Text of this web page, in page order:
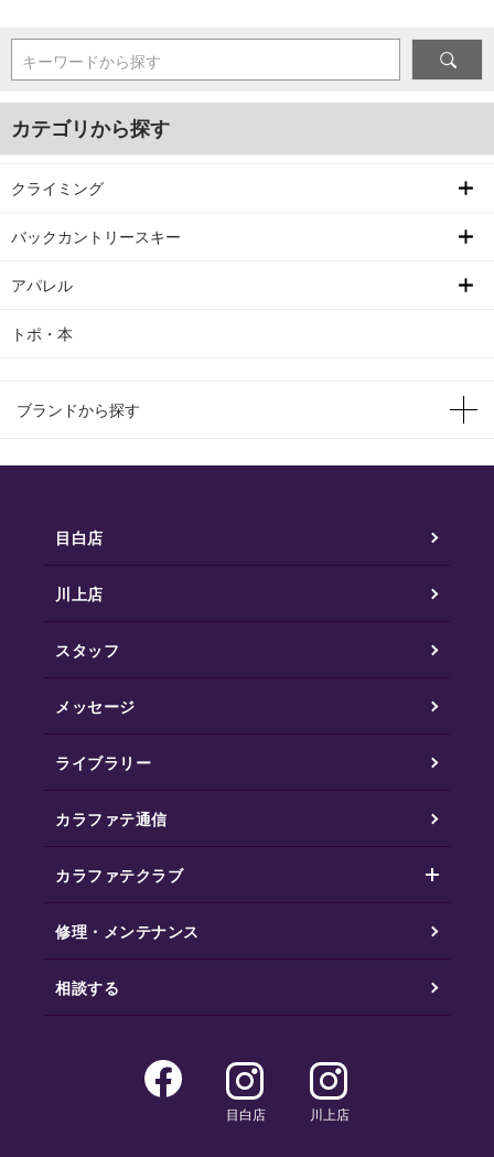
キーワードから探す
カテゴリから探す
クライミング
バックカントリースキー
アパレル
トポ・本
ブランドから探す
目白店
川上店
スタッフ
メッセージ
ライブラリー
カラファテ通信
カラファテクラブ
修理・メンテナンス
相談する
目白店 川上店